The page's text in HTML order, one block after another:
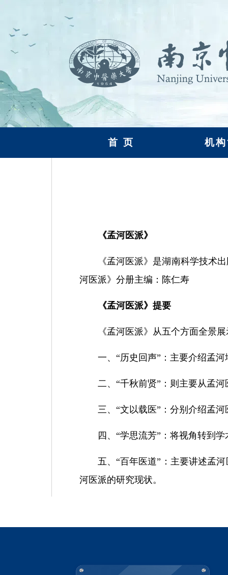
首 页 机
《孟河医派》
《孟河医派》是湖南科学技术
河医派》分册主编：陈仁寿
《孟河医派》提要
《孟河医派》从五个方面全景
一、“历史回声”：主要介绍孟
二、“千秋前贤”：则主要从孟
三、“文以载医”：分别介绍孟
四、“学思流芳”：将视角转到
五、“百年医道”：主要讲述孟
河医派的研究现状。